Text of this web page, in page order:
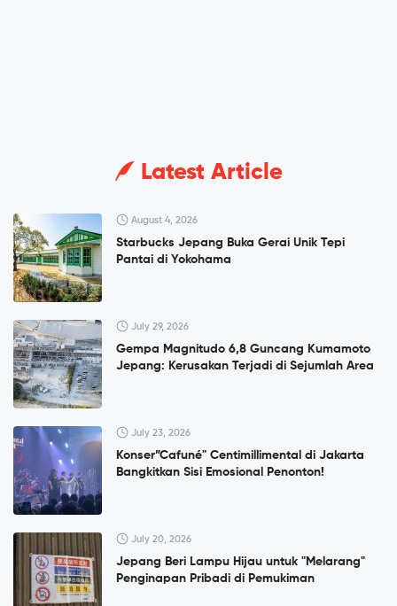
Latest Article
August 4, 2026
Starbucks Jepang Buka Gerai Unik Tepi
Pantai di Yokohama
July 29, 2026
Gempa Magnitudo 6,8 Guncang Kumamoto
Jepang: Kerusakan Terjadi di Sejumlah Area
July 23, 2026
Konser”Cafuné" Centimillimental di Jakarta
Bangkitkan Sisi Emosional Penonton!
July 20, 2026
Jepang Beri Lampu Hijau untuk "Melarang"
Penginapan Pribadi di Pemukiman